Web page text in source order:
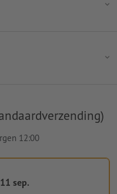
12:00
sep.